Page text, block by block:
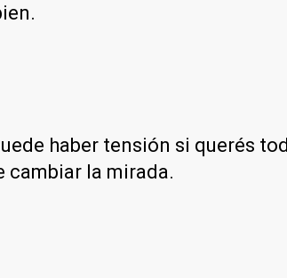
haber tensión si querés
cambiar la mirada.